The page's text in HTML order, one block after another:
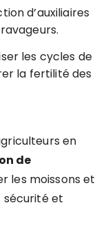
d’auxiliaires
les cycles de
la fertilité des
en
de
les moissons et
sécurité et